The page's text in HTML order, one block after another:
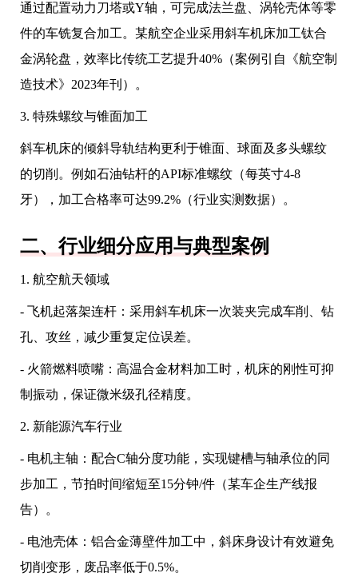
通过配置动力刀塔或Y轴，可完成法兰盘、涡轮壳体等零
件的车铣复合加工。某航空企业采用斜车机床加工钛合
金涡轮盘，效率比传统工艺提升40%（案例引自《航空制
造技术》2023年刊）。
3. 特殊螺纹与锥面加工
斜车机床的倾斜导轨结构更利于锥面、球面及多头螺纹
的切削。例如石油钻杆的API标准螺纹（每英寸4-8
牙），加工合格率可达99.2%（行业实测数据）。
二、行业细分应用与典型案例
1. 航空航天领域
- 飞机起落架连杆：采用斜车机床一次装夹完成车削、钻
孔、攻丝，减少重复定位误差。
- 火箭燃料喷嘴：高温合金材料加工时，机床的刚性可抑
制振动，保证微米级孔径精度。
2. 新能源汽车行业
- 电机主轴：配合C轴分度功能，实现键槽与轴承位的同
步加工，节拍时间缩短至15分钟/件（某车企生产线报
告）。
- 电池壳体：铝合金薄壁件加工中，斜床身设计有效避免
切削变形，废品率低于0.5%。